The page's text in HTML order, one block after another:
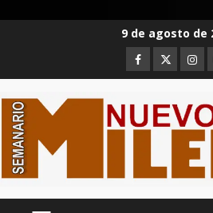
9 de agosto de
Facebook
Twitter